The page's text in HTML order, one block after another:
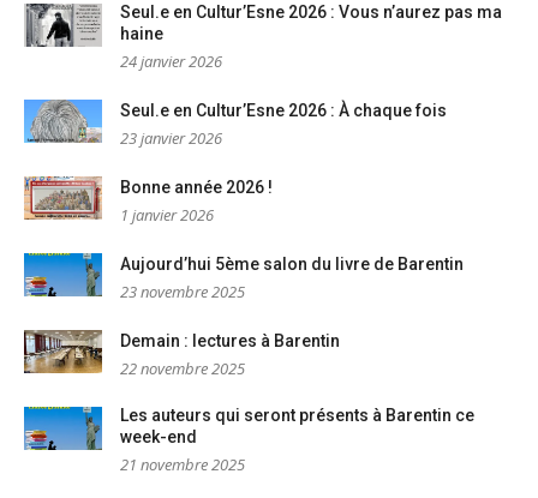
Seul.e en Cultur’Esne 2026 : Vous n’aurez pas ma
haine
24 janvier 2026
Seul.e en Cultur’Esne 2026 : À chaque fois
23 janvier 2026
Bonne année 2026 !
1 janvier 2026
Aujourd’hui 5ème salon du livre de Barentin
23 novembre 2025
Demain : lectures à Barentin
22 novembre 2025
Les auteurs qui seront présents à Barentin ce
week-end
21 novembre 2025